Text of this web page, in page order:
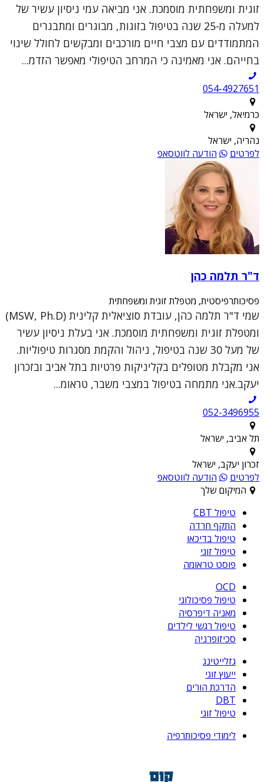
זוגית ומשפחתית מוסמכת. אני מביאה עמי ניסיון עשיר של
למעלה מ-25 שנה בטיפול בזוגות, מבוגרים ומתבגרים
המתמודדים עם מצבי חיים מורכבים ומבקשים לחולל שינוי
בחייהם. אני מאמינה כי המרחב הטיפולי מאפשר הזדמ...
054-4927651
כרמיאל, ישראל
נהריה, ישראל
לפרטים
הודעה לווטסאפ
ד"ר תלמה כהן
פסיכותרפיסטית, מטפלת זוגית ומשפחתית
שמי ד"ר תלמה כהן, עובדת סוציאלית קלינית (MSW, Ph.D)
ומטפלת זוגית ומשפחתית מוסמכת. אני בעלת ניסיון עשיר
של מעל 30 שנה בטיפול, ניהול והקמת מסגרות טיפוליות.
אני מקבלת מטופלים בקליניקות פרטיות בתל אביב ובזכרון
יעקב.אני מתמחה בטיפול במצבי משבר, טראומ...
052-3496955
תל אביב, ישראל
זכרון יעקב, ישראל
לפרטים
הודעה לווטסאפ
המיקום שלך
טיפול CBT
התקף חרדה
טיפול בדיכאו
טיפול זוגי
פוסט טראומה
OCD
טיפול פסיכולוגי
מאניה דיפרסיה
טיפול רגשי לילדים
סכיזופרניה
גזלייטינג
ייעוץ זוגי
הדרכת הורים
DBT
טיפול זוגי
לימודי פסיכותרפיה